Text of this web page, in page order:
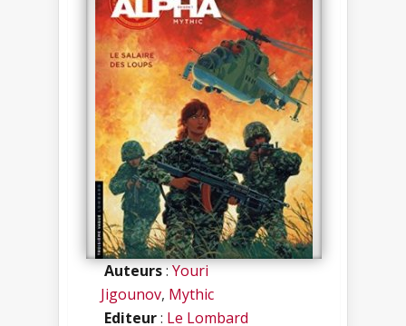
Auteurs:Youri
Jigounov, Mythic
Editeur: Le Lombard